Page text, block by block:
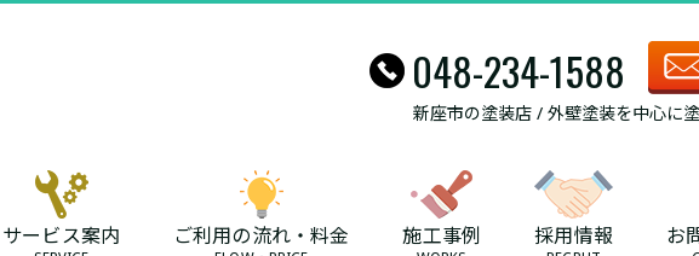
048-234-1588
新座市の塗装店 / 外壁塗装を中心に
サービス案内 ご利用の流れ・料金 施工事例 採用情報 お